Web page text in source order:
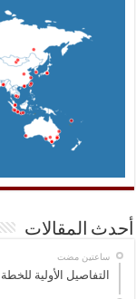
أحدث المقالات
‏ساعتين مضت
التفاصيل الأولية